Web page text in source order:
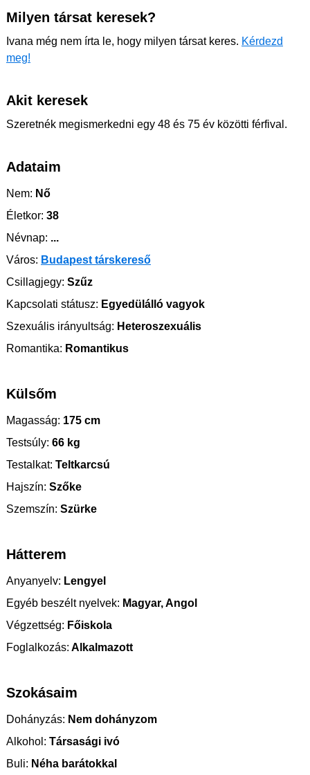
Milyen társat keresek?
Ivana még nem írta le, hogy milyen társat keres. Kérdezd
meg!
Akit keresek
Szeretnék megismerkedni egy 48 és 75 év közötti férfival.
Adataim
Nem: Nő
Életkor: 38
Névnap: ...
Város: Budapest társkereső
Csillagjegy: Szűz
Kapcsolati státusz: Egyedülálló vagyok
Szexuális irányultság: Heteroszexuális
Romantika: Romantikus
Külsőm
Magasság: 175 cm
Testsúly: 66 kg
Testalkat: Teltkarcsú
Hajszín: Szőke
Szemszín: Szürke
Hátterem
Anyanyelv: Lengyel
Egyéb beszélt nyelvek: Magyar, Angol
Végzettség: Főiskola
Foglalkozás: Alkalmazott
Szokásaim
Dohányzás: Nem dohányzom
Alkohol: Társasági ivó
Buli: Néha barátokkal